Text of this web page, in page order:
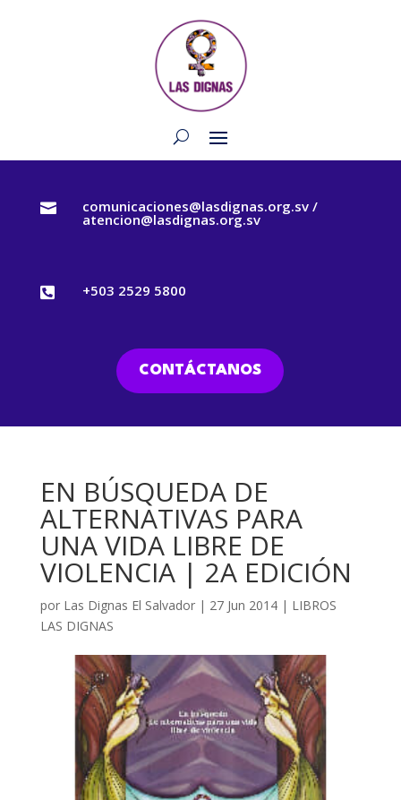
 comunicaciones@lasdignas.org.sv /
atencion@lasdignas.org.sv
 +503 2529 5800
CONTÁCTANOS
EN BÚSQUEDA DE
ALTERNATIVAS PARA
UNA VIDA LIBRE DE
VIOLENCIA | 2A EDICIÓN
por Las Dignas El Salvador| 27 Jun 2014| LIBROS
LAS DIGNAS